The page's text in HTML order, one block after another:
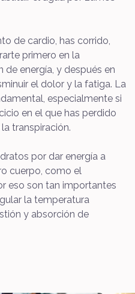
de cardio, has corrido,
primero en la
de energía, y después en
el dolor y la fatiga. La
especialmente si
en el que has perdido
transpiración.
por dar energía a
cuerpo, como el
eso son tan importantes
la temperatura
y absorción de